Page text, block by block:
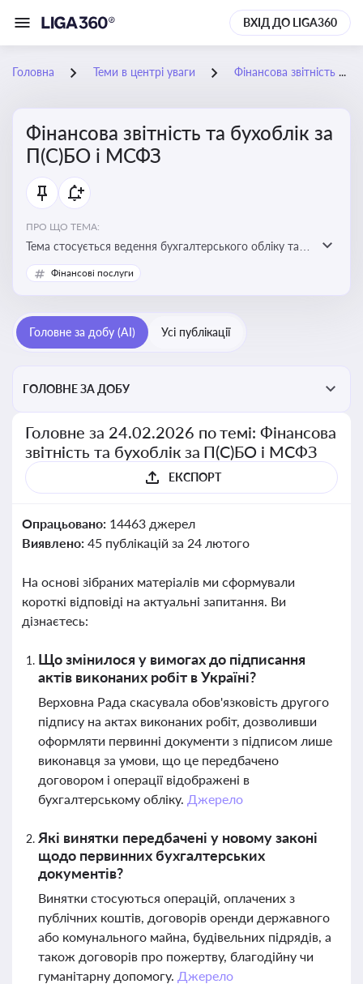
ВХІД ДО LIGA360
Головна Теми в центрі уваги Фінансова звітність та бухоблік за П(С)БО і МСФЗ
Фінансова звітність та бухоблік за
П(С)БО і МСФЗ
ПРО ЩО ТЕМА:
Тема стосується ведення бухгалтерського обліку та
складання фінансової звітності відповідно до
національних і міжнародних стандартів
Фінансові послуги
Головне за добу (AI) Усі публікації
ГОЛОВНЕ ЗА ДОБУ
Головне за 24.02.2026 по темі: Фінансова
звітність та бухоблік за П(С)БО і МСФЗ
ЕКСПОРТ
Опрацьовано: 14463 джерел
Виявлено: 45 публікацій за 24 лютого
На основі зібраних матеріалів ми сформували
короткі відповіді на актуальні запитання. Ви
дізнаєтесь:
Що змінилося у вимогах до підписання
актів виконаних робіт в Україні?
Верховна Рада скасувала обов'язковість другого
підпису на актах виконаних робіт, дозволивши
оформляти первинні документи з підписом лише
виконавця за умови, що це передбачено
договором і операції відображені в
бухгалтерському обліку. Джерело
Які винятки передбачені у новому законі
щодо первинних бухгалтерських
документів?
Винятки стосуються операцій, оплачених з
публічних коштів, договорів оренди державного
або комунального майна, будівельних підрядів, а
також договорів про пожертву, благодійну чи
гуманітарну допомогу. Джерело